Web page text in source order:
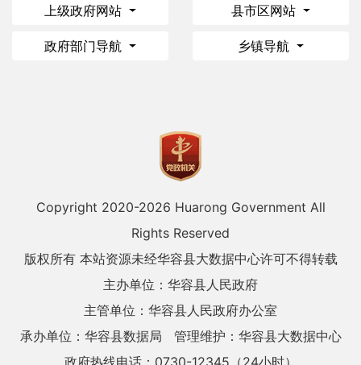
上级政府网站 县市区网站
政府部门导航 乡镇导航
Copyright 2020-2026 Huarong Government All
Rights Reserved
版权所有 本站资源未经华容县大数据中心许可不得转载
主办单位：华容县人民政府
主管单位：华容县人民政府办公室
承办单位：华容县数据局
管理维护：华容县大数据中心